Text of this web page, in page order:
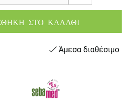
ΣΤΟ ΚΑΛΑΘΙ
Άμεσα διαθέσιμο